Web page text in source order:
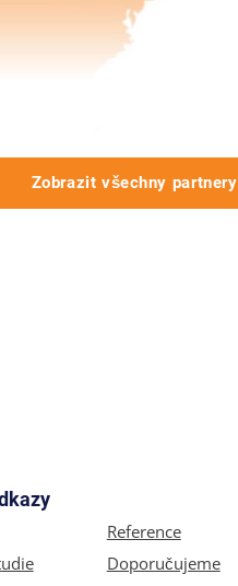
Zobrazit všechny partnery
Reference
Doporučujeme